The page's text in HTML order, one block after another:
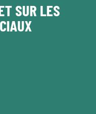
SUR LES